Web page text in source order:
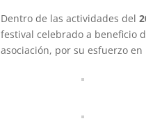
Dentro de las actividades del
festival celebrado a beneficio
asociación, por su esfuerzo